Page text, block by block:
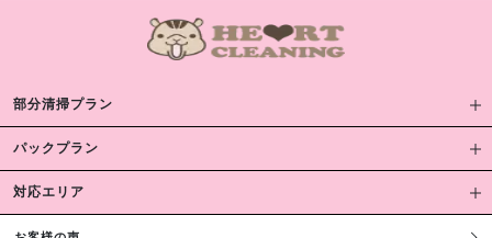
部分清掃プラン
パックプラン
対応エリア